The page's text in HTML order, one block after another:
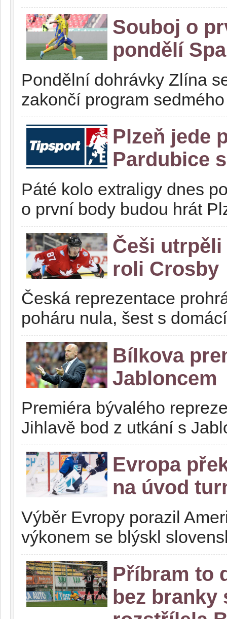
Souboj o
pondělí
Pondělní dohrávky Zlína
zakončí program
Plzeň jede
Pardubice
Páté kolo extraligy dnes
o první body budou hrát
Češi utrpěli
roli Crosby
Česká reprezentace
poháru nula, šest s
Bílkova
Jabloncem
Premiéra bývalého
Jihlavě bod z utkání s
Evropa
na úvod
Výběr Evropy porazil
výkonem se blýskl
Příbram to
bez branky